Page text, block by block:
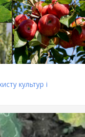
культур і